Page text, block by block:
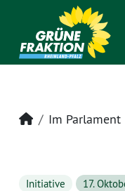
Startseite
Im Parlament
Initiative
17.